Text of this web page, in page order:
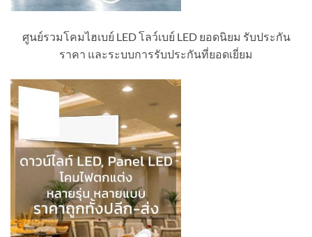
ศูนย์รวมโคมไฮเบย์ LED โลว์เบย์ LED ยอดนิยม รับประกัน
ราคา และระบบการรับประกันที่ยอดเยี่ยม